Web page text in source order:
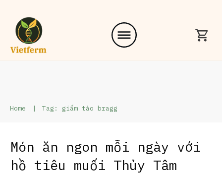
Home | Tag: giấm táo bragg
Món ăn ngon mỗi ngày với
hồ tiêu muối Thủy Tâm